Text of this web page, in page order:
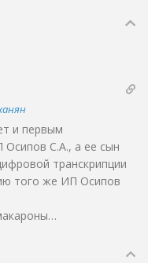
и первым
Осипов С.А., а ее сын
транскрипции
того же ИП Осипов